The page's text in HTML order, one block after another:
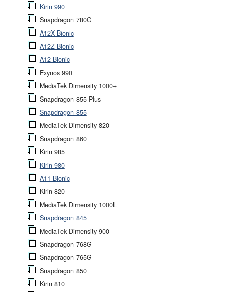
Kirin 990
Snapdragon 780G
A12X Bionic
A12Z Bionic
A12 Bionic
Exynos 990
MediaTek Dimensity 1000+
Snapdragon 855 Plus
Snapdragon 855
MediaTek Dimensity 820
Snapdragon 860
Kirin 985
Kirin 980
A11 Bionic
Kirin 820
MediaTek Dimensity 1000L
Snapdragon 845
MediaTek Dimensity 900
Snapdragon 768G
Snapdragon 765G
Snapdragon 850
Kirin 810